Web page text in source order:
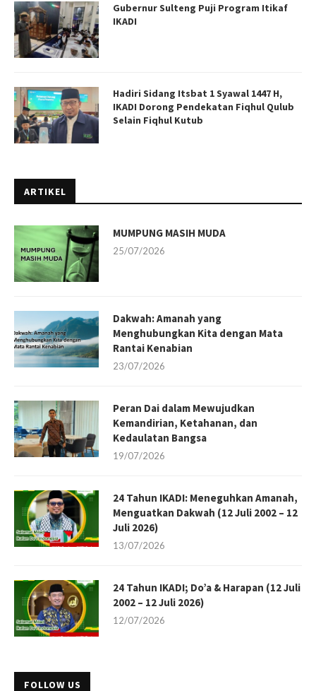
Gubernur Sulteng Puji Program Itikaf
IKADI
Hadiri Sidang Itsbat 1 Syawal 1447 H,
IKADI Dorong Pendekatan Fiqhul Qulub
Selain Fiqhul Kutub
ARTIKEL
MUMPUNG MASIH MUDA
25/07/2026
Dakwah: Amanah yang
Menghubungkan Kita dengan Mata
Rantai Kenabian
23/07/2026
Peran Dai dalam Mewujudkan
Kemandirian, Ketahanan, dan
Kedaulatan Bangsa
19/07/2026
24 Tahun IKADI: Meneguhkan Amanah,
Menguatkan Dakwah (12 Juli 2002 – 12
Juli 2026)
13/07/2026
24 Tahun IKADI; Do’a & Harapan (12 Juli
2002 – 12 Juli 2026)
12/07/2026
FOLLOW US